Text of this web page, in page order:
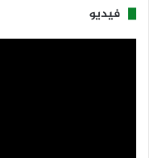
فيديو